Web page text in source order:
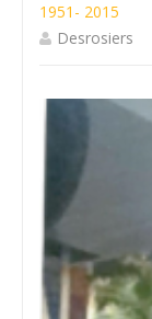
1951- 2015
Desrosiers